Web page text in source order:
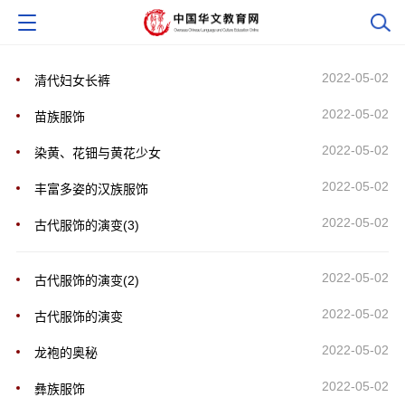
清代妇女长裤 2022-05-02
苗族服饰 2022-05-02
染黄、花钿与黄花少女 2022-05-02
丰富多姿的汉族服饰 2022-05-02
古代服饰的演变(3) 2022-05-02
古代服饰的演变(2) 2022-05-02
古代服饰的演变 2022-05-02
龙袍的奥秘 2022-05-02
彝族服饰 2022-05-02